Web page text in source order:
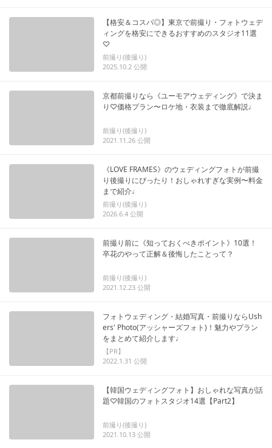
【格安＆コスパ◎】東京で前撮り・フォトウェデ
ィングを格安にできるおすすめのスタジオ11選
♡
前撮り(後撮り)
2025.10.2 公開
京都前撮りなら《ユーモアウェディング》で決ま
り♡価格プラン〜ロケ地・衣装まで徹底解説♩
前撮り(後撮り)
2021.11.26 公開
《LOVE FRAMES》のウェディングフォトが前撮
り後撮りにぴったり！おしゃれすぎな実例〜料金
まで紹介♩
前撮り(後撮り)
2026.6.4 公開
前撮り前に《知っておくべきポイント》10選！
卒花のやって正解＆後悔したことって？
前撮り(後撮り)
2021.12.23 公開
フォトウェディング・結婚写真・前撮りならUsh
ers' Photo(アッシャーズフォト)！魅力やプラン
をまとめて紹介します♩
【PR】
2022.1.31 公開
【韓国ウェディングフォト】おしゃれな写真が話
題♡韓国のフォトスタジオ14選【Part2】
前撮り(後撮り)
2021.10.13 公開